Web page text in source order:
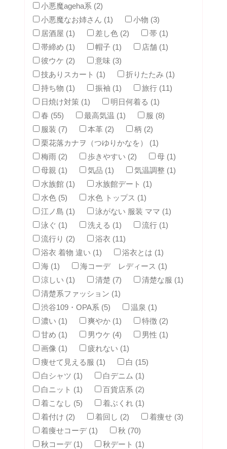
小悪魔ageha系 (2)
小悪魔なお姉さん (1)
小物 (3)
居酒屋 (1)
差し色 (2)
帯 (1)
帯締め (1)
帽子 (1)
店舗 (1)
彼ウケ (2)
意味 (3)
技ありスカート (1)
折りたたみ (1)
持ち物 (1)
振袖 (1)
旅行 (11)
日焼け対策 (1)
明日何着る (1)
春 (55)
最高気温 (1)
服 (8)
服装 (7)
本革 (2)
柄 (2)
栗花落カナヲ（つゆりかなを） (1)
梅雨 (2)
歩きやすい (2)
母 (1)
母親 (1)
気品 (1)
気温調整 (1)
水族館 (1)
水族館デート (1)
水色 (5)
水色 トップス (1)
江ノ島 (1)
泳がない 服装 ママ (1)
泳ぐ (1)
洗える (1)
流行 (1)
流行り (2)
浴衣 (11)
浴衣 着物 違い (1)
浴衣とは (1)
海 (1)
海コーデ レディース (1)
涼しい (1)
清楚 (7)
清楚な服 (1)
清楚系ファッション (1)
渋谷109・OPA系 (5)
温泉 (1)
濃い (1)
爽やか (1)
特徴 (2)
甘め (1)
男ウケ (4)
男性 (1)
画像 (1)
疲れない (1)
痩せて見える服 (1)
白 (15)
白シャツ (1)
白デニム (1)
白ニット (1)
百貨店系 (2)
着こなし (5)
着ぶくれ (1)
着付け (2)
着回し (2)
着痩せ (3)
着痩せコーデ (1)
秋 (70)
秋コーデ (1)
秋デート (1)